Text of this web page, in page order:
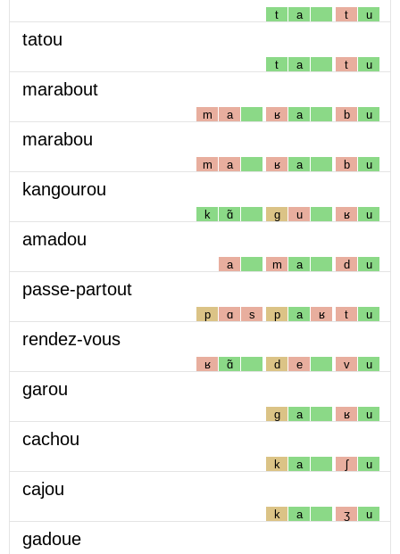
t a t u
tatou
t a t u
marabout
m a ʁ a b u
marabou
m a ʁ a b u
kangourou
k ɑ̃ g u ʁ u
amadou
a m a d u
passe-partout
p ɑ s p a ʁ t u
rendez-vous
ʁ ɑ̃ d e v u
garou
g a ʁ u
cachou
k a ʃ u
cajou
k a ʒ u
gadoue